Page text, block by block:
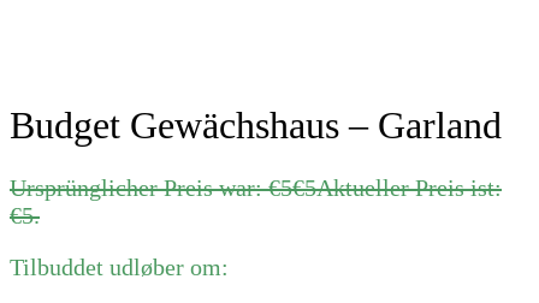
Budget Gewächshaus – Garland
Ursprünglicher Preis war: €5€5Aktueller Preis ist:
€5.
Tilbuddet udløber om: